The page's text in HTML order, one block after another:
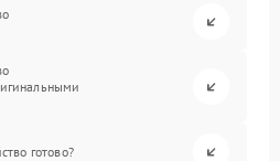
готово?